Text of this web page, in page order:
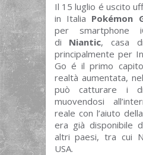
Il 15 luglio é uscito
in Italia Pokémon
per smartphone
di Niantic, casa
principalmente per
Go é il primo
realtà aumentata,
può catturare i
muovendosi
reale con l’aiuto
era già disponibile
altri paesi, tra cui
USA.